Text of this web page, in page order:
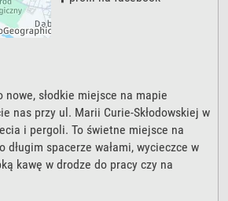
nowe, słodkie miejsce na mapie
nas przy ul. Marii Curie-Skłodowskiej w
i pergoli. To świetne miejsce na
spacerze wałami, wycieczce w
kawę w drodze do pracy czy na